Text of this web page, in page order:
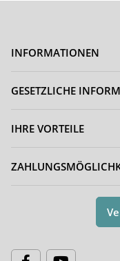
INFORMATIONEN
GESETZLICHE
IHRE VORTEILE